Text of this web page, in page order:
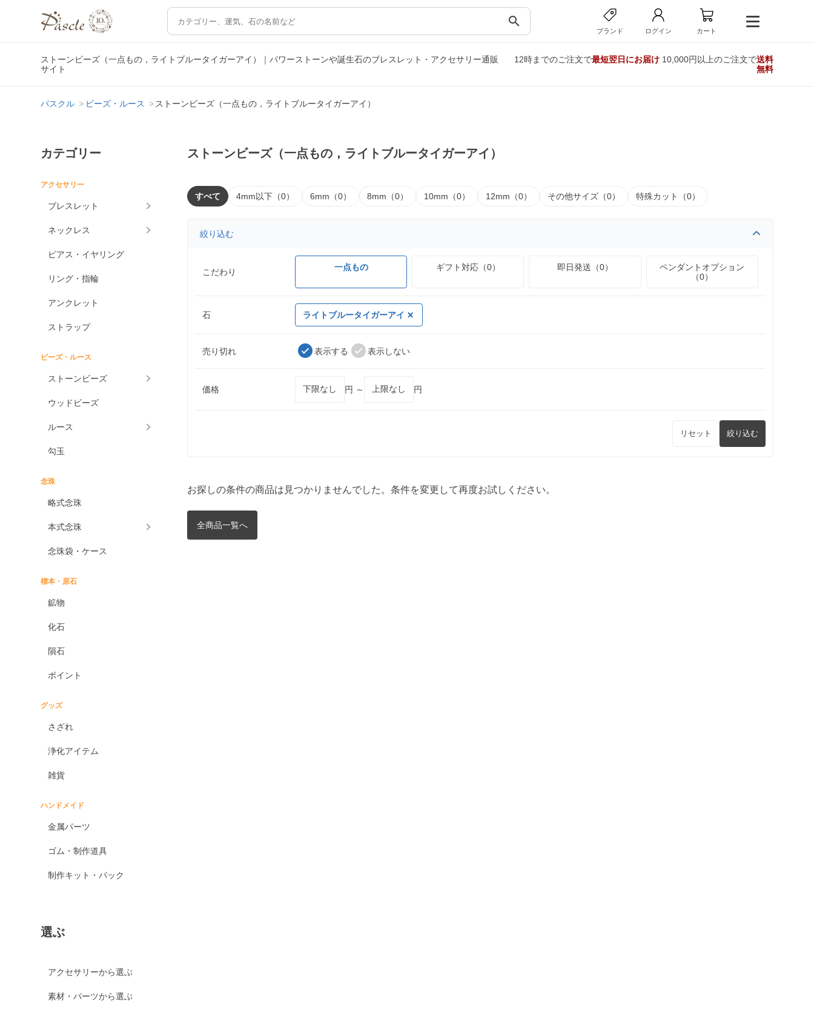
search
ブランド ログイン カート
ストーンビーズ（一点もの，ライトブルータイガーアイ）｜パワーストーンや誕生石のブレスレット・アクセサリー通販
サイト
12時までのご注文で最短翌日にお届け10,000円以上のご注文で送料
無料
パスクル ビーズ・ルース ストーンビーズ（一点もの，ライトブルータイガーアイ）
カテゴリー
アクセサリー
ブレスレット
ネックレス
ピアス・イヤリング
リング・指輪
アンクレット
ストラップ
ビーズ・ルース
ストーンビーズ
ウッドビーズ
ルース
勾玉
念珠
略式念珠
本式念珠
念珠袋・ケース
標本・原石
鉱物
化石
隕石
ポイント
グッズ
さざれ
浄化アイテム
雑貨
ハンドメイド
金属パーツ
ゴム・制作道具
制作キット・パック
選ぶ
アクセサリーから選ぶ
素材・パーツから選ぶ
ストーンビーズ（一点もの，ライトブルータイガーアイ）
すべて 4mm以下（0） 6mm（0） 8mm（0） 10mm（0） 12mm（0） その他サイズ（0） 特殊カット（0）
絞り込む
こだわり 一点もの ギフト対応（0） 即日発送（0）
ペンダントオプション
（0）
石 ライトブルータイガーアイ
売り切れ 表示する 表示しない
価格 円 ～ 円
リセット 絞り込む
お探しの条件の商品は見つかりませんでした。条件を変更して再度お試しください。
全商品一覧へ